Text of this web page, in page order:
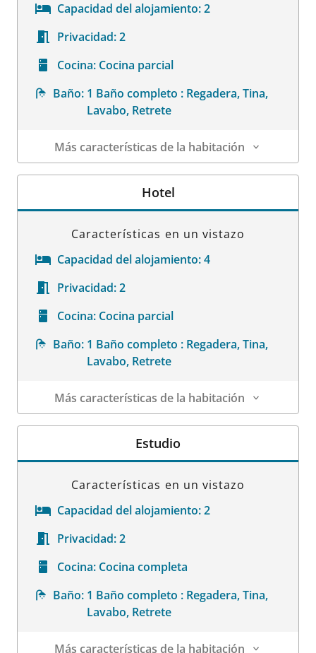
Capacidad del alojamiento:2
Privacidad:2
Cocina: Cocina parcial
Baño: 1 Baño completo : Regadera, Tina,
Lavabo, Retrete
Más características de la habitación
Datos de la habitación
Hotel
Características en un vistazo
Capacidad del alojamiento:4
Privacidad:2
Cocina: Cocina parcial
Baño: 1 Baño completo : Regadera, Tina,
Lavabo, Retrete
Más características de la habitación
Datos de la habitación
Estudio
Características en un vistazo
Capacidad del alojamiento:2
Privacidad:2
Cocina: Cocina completa
Baño: 1 Baño completo : Regadera, Tina,
Lavabo, Retrete
Más características de la habitación